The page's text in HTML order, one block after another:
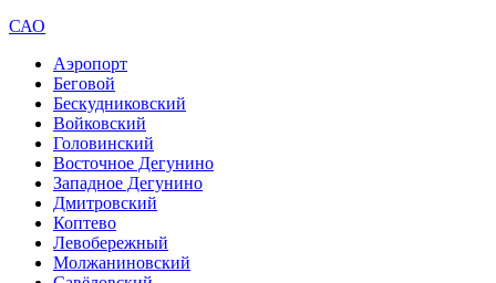
САО
Аэропорт
Беговой
Бескудниковский
Войковский
Головинский
Восточное Дегунино
Западное Дегунино
Дмитровский
Коптево
Левобережный
Молжаниновский